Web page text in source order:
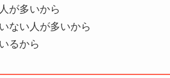
が多いから
ない人が多いから
るから